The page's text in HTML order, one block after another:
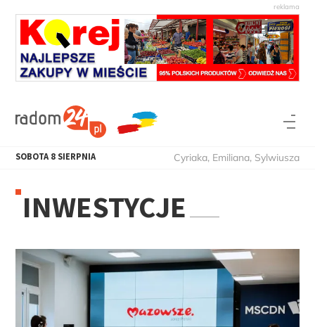
SOBOTA 8 SIERPNIA Cyriaka, Emiliana, Sylwiusza
INWESTYCJE